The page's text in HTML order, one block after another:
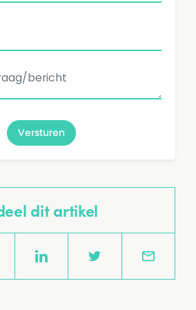
bericht aan ons...
Versturen
dit artikel